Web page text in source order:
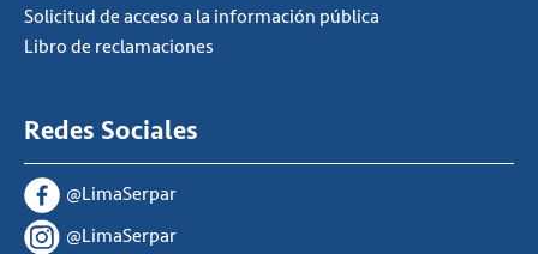
Solicitud de acceso a la información pública
Libro de reclamaciones
Redes Sociales
@LimaSerpar
@LimaSerpar